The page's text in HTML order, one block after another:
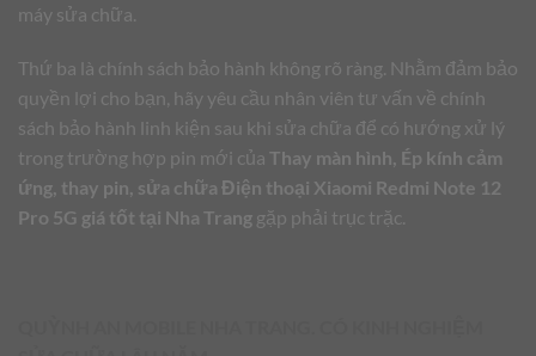
máy sửa chữa.
Thứ ba là chính sách bảo hành không rõ ràng. Nhằm đảm bảo
quyền lợi cho bạn, hãy yêu cầu nhân viên tư vấn về chính
sách bảo hành linh kiện sau khi sửa chữa để có hướng xử lý
trong trường hợp pin mới của Thay màn hình, Ép kính cảm
ứng, thay pin, sửa chữa Điện thoại Xiaomi Redmi Note 12
Pro 5G giá tốt tại Nha Trang gặp phải trục trặc.